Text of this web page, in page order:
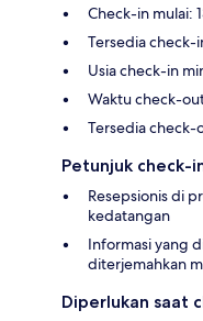
Check-in mulai:
Tersedia check-
Usia check-in
Waktu check-
Tersedia
Petunjuk check-
Resepsionis di
kedatangan
Informasi yang
diterjemahkan
Diperlukan saat